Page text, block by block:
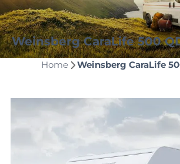
Weinsberg CaraLife 500
Home Weinsberg CaraLife